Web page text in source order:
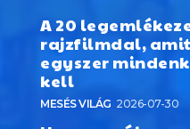
A 20
rajzfilmdal,
egyszer
kell
MESÉS VILÁG 2026-07-30